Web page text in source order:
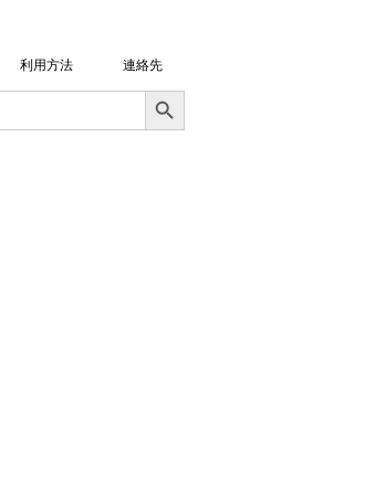
利用方法 連絡先
Search Button